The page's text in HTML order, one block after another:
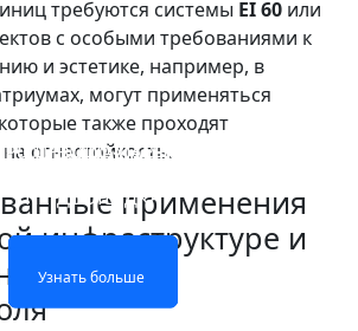
ОДНОСЛОЙНОЕ
Узнать больше
ДВУХСЛОЙНОЕ
Узнать больше
ДВЕРЕЙ
Узнать больше
ОГНЕОПАСНАЯ
ПЕРЕГОРОДКА
Узнать больше
требуются системы EI 60 или
с особыми требованиями к
и эстетике, например, в
могут применяться
также проходят
огнестойкость.
применения
инфраструктуре и
секторе